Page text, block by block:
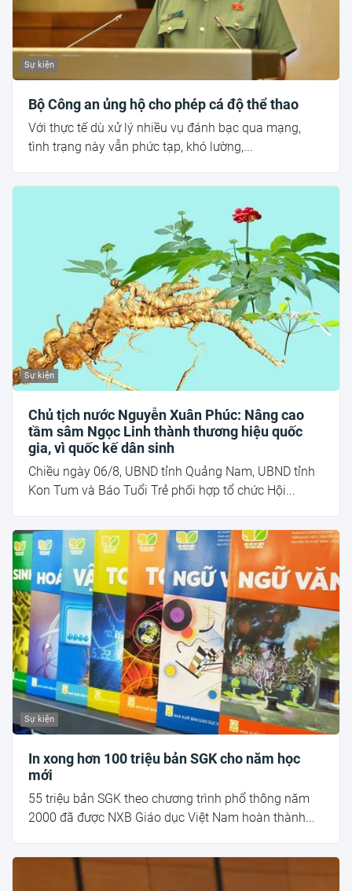
Sự kiện
Bộ Công an ủng hộ cho phép cá độ thể thao
Với thực tế dù xử lý nhiều vụ đánh bạc qua mạng,
tình trạng này vẫn phức tạp, khó lường,...
Sự kiện
Chủ tịch nước Nguyễn Xuân Phúc: Nâng cao
tầm sâm Ngọc Linh thành thương hiệu quốc
gia, vì quốc kế dân sinh
Chiều ngày 06/8, UBND tỉnh Quảng Nam, UBND tỉnh
Kon Tum và Báo Tuổi Trẻ phối hợp tổ chức Hội...
Sự kiện
In xong hơn 100 triệu bản SGK cho năm học
mới
55 triệu bản SGK theo chương trình phổ thông năm
2000 đã được NXB Giáo dục Việt Nam hoàn thành...